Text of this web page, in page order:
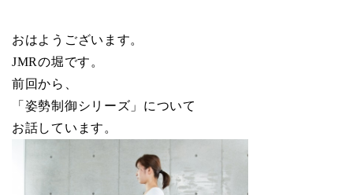
おはようございます。
JMRの堀です。
前回から、
「姿勢制御シリーズ」について
お話しています。